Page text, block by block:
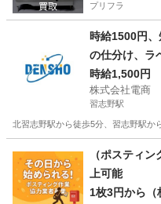
プリフラ
時給1500円
の仕分け、ラ
です！
時給1,500円
株式会社電商
習志野駅
北習志野駅から徒歩5分、習志野駅か
習志野駅
（ポスティ
上可能
1枚3円から（